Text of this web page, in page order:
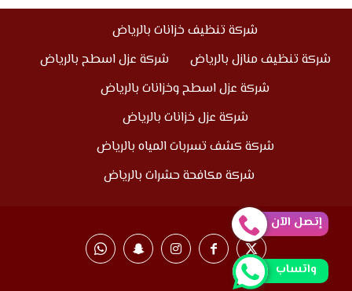
شركة تنظيف خزانات بالرياض
شركة تنظيف منازل بالرياض
شركة عزل اسطح بالرياض
شركة عزل اسطح وخزانات بالرياض
شركة عزل خزانات بالرياض
شركة كشف تسربات المياه بالرياض
شركة مكافحة حشرات بالرياض
إتصل الآن
واتساب